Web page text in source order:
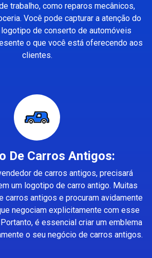
trabalho, como reparos mecânicos,
Você pode capturar a atenção do
de conserto de automóveis
o que você está oferecendo aos
clientes.
De Carros Antigos:
de carros antigos, precisará
um logotipo de carro antigo. Muitas
carros antigos e procuram avidamente
negociam explicitamente com esse
é essencial criar um emblema
o seu negócio de carros antigos.